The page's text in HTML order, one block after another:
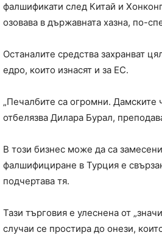
фалшификати след Китай и
озовава в държавната хазна, по-
Останалите средства захранват
едро, които изнасят и за ЕС.
„Печалбите са огромни. Дамските
отбелязва Дилара Бурал,
В този бизнес може да са
фалшифициране в Турция е
подчертава тя.
Тази търговия е улеснена от
случаи се простира до онези,